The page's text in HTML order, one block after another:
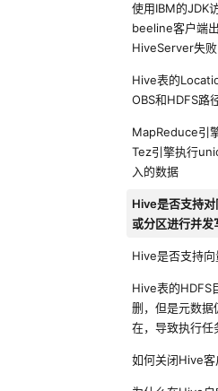
使用IBM的JDK
beeline客户端
HiveServer失败
Hive表的
OBS和HDFS路
MapReduce引
Tez引擎执行
入的数据
Hive是否支持
或分区进行并发
Hive是否支持
Hive表的HDFS
删，但是元数据
在，导致执行任
如何关闭Hive客